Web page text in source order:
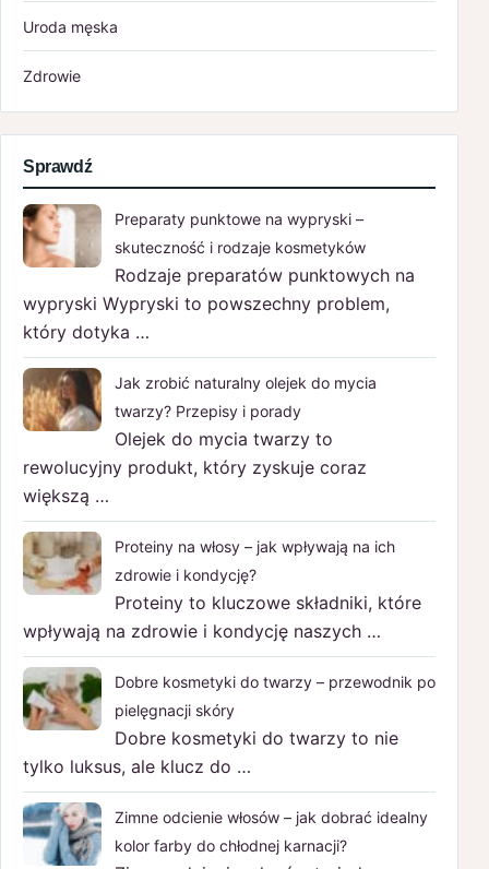
Uroda męska
Zdrowie
Sprawdź
Preparaty punktowe na wypryski –
skuteczność i rodzaje kosmetyków
Rodzaje preparatów punktowych na
wypryski Wypryski to powszechny problem,
który dotyka …
Jak zrobić naturalny olejek do mycia
twarzy? Przepisy i porady
Olejek do mycia twarzy to
rewolucyjny produkt, który zyskuje coraz
większą …
Proteiny na włosy – jak wpływają na ich
zdrowie i kondycję?
Proteiny to kluczowe składniki, które
wpływają na zdrowie i kondycję naszych …
Dobre kosmetyki do twarzy – przewodnik po
pielęgnacji skóry
Dobre kosmetyki do twarzy to nie
tylko luksus, ale klucz do …
Zimne odcienie włosów – jak dobrać idealny
kolor farby do chłodnej karnacji?